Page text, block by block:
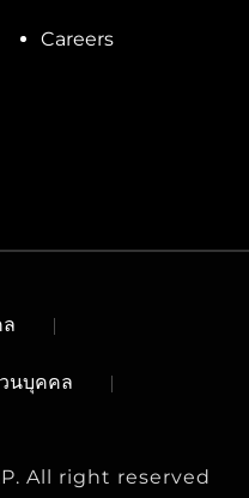
Careers
นบุคคล
All right reserved